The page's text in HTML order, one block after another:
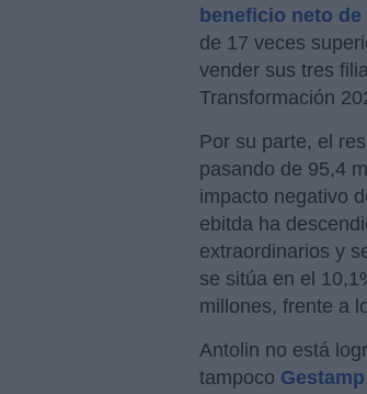
beneficio neto
de 17 veces
vender sus tres
Transformación
Por su parte, el
pasando de 95,4
impacto negativo
ebitda ha
extraordinarios y
se sitúa en el
millones, frente a
Antolin no está
tampoco Gestamp